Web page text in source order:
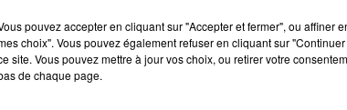
pouvez accepter en cliquant sur "Accepter et fermer", ou affiner
choix". Vous pouvez également refuser en cliquant sur
site. Vous pouvez mettre à jour vos choix, ou retirer votre
de chaque page.